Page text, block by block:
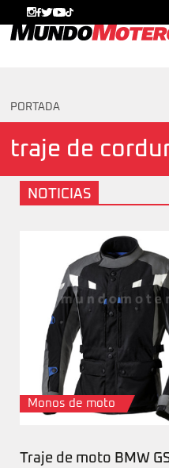
PORTADA
traje de
NOTICIAS
Monos de moto
Traje de moto BMW